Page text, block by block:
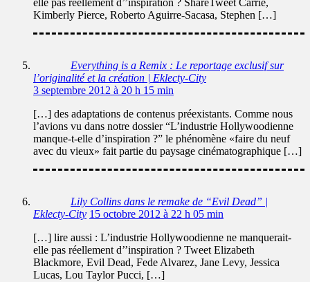
elle pas réellement d’’inspiration ? ShareTweet Carrie,
Kimberly Pierce, Roberto Aguirre-Sacasa, Stephen […]
Everything is a Remix : Le reportage exclusif sur
l’originalité et la création | Eklecty-City
3 septembre 2012 à 20 h 15 min
[…] des adaptations de contenus préexistants. Comme nous
l’avions vu dans notre dossier “L’industrie Hollywoodienne
manque-t-elle d’inspiration ?” le phénomène «faire du neuf
avec du vieux» fait partie du paysage cinématographique […]
Lily Collins dans le remake de “Evil Dead” |
Eklecty-City 15 octobre 2012 à 22 h 05 min
[…] lire aussi : L’industrie Hollywoodienne ne manquerait-
elle pas réellement d’’inspiration ? Tweet Elizabeth
Blackmore, Evil Dead, Fede Alvarez, Jane Levy, Jessica
Lucas, Lou Taylor Pucci, […]